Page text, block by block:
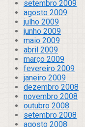
setembro 2009
agosto 2009
julho 2009
junho 2009
maio 2009
abril 2009
março 2009
fevereiro 2009
janeiro 2009
dezembro 2008
novembro 2008
outubro 2008
setembro 2008
agosto 2008